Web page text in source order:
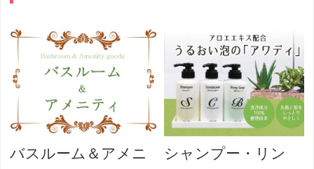
バスルーム＆アメニ
シャンプー・リン